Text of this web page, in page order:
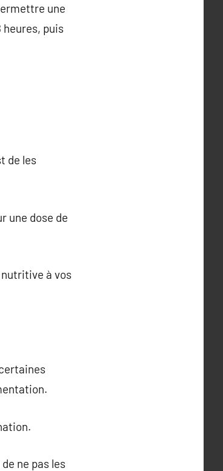
une
puis
de les
une dose de
à vos
ne pas les